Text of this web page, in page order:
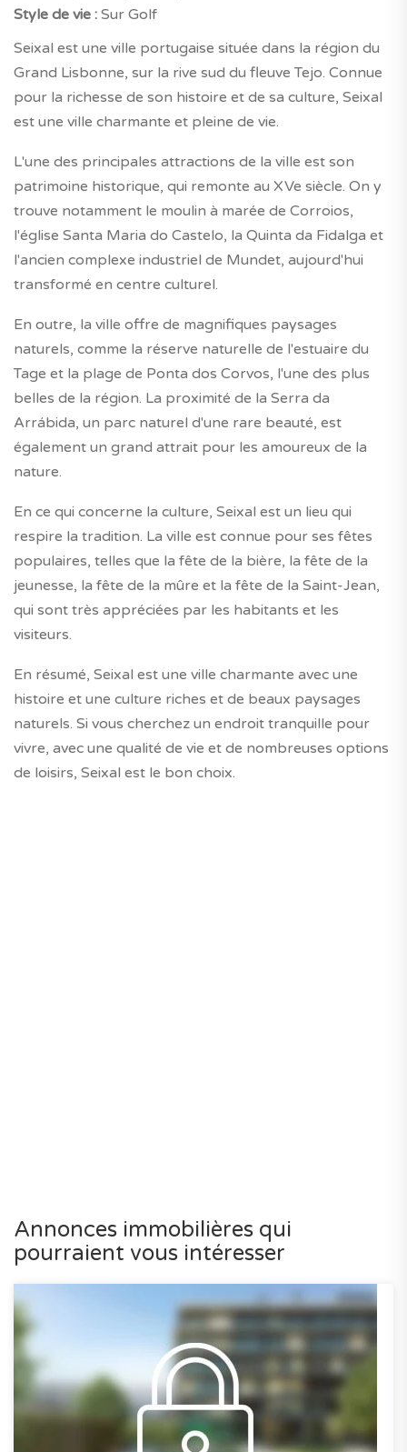
Style de vie : Sur Golf
Seixal est une ville portugaise située dans la région du
Grand Lisbonne, sur la rive sud du fleuve Tejo. Connue
pour la richesse de son histoire et de sa culture, Seixal
est une ville charmante et pleine de vie.
L'une des principales attractions de la ville est son
patrimoine historique, qui remonte au XVe siècle. On y
trouve notamment le moulin à marée de Corroios,
l'église Santa Maria do Castelo, la Quinta da Fidalga et
l'ancien complexe industriel de Mundet, aujourd'hui
transformé en centre culturel.
En outre, la ville offre de magnifiques paysages
naturels, comme la réserve naturelle de l'estuaire du
Tage et la plage de Ponta dos Corvos, l'une des plus
belles de la région. La proximité de la Serra da
Arrábida, un parc naturel d'une rare beauté, est
également un grand attrait pour les amoureux de la
nature.
En ce qui concerne la culture, Seixal est un lieu qui
respire la tradition. La ville est connue pour ses fêtes
populaires, telles que la fête de la bière, la fête de la
jeunesse, la fête de la mûre et la fête de la Saint-Jean,
qui sont très appréciées par les habitants et les
visiteurs.
En résumé, Seixal est une ville charmante avec une
histoire et une culture riches et de beaux paysages
naturels. Si vous cherchez un endroit tranquille pour
vivre, avec une qualité de vie et de nombreuses options
de loisirs, Seixal est le bon choix.
Annonces immobilières qui
pourraient vous intéresser